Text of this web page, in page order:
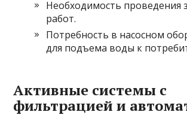
Необходимость проведения
работ.
Потребность в насосном
для подъема воды к
Активные системы с
фильтрацией и